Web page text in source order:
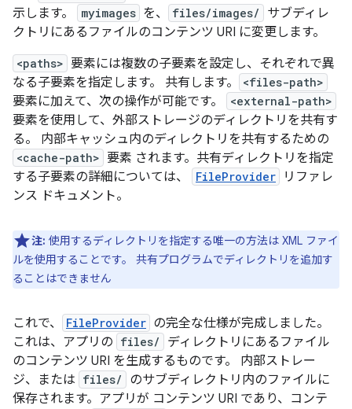
示します。
myimages を、 files/images/
サブディレ
クトリにあるファイルのコンテンツ URI に変更します。
<paths> 要素には複数の子要素を設定し、それぞれで異
なる子要素を指定します。 共有します。
<files-path>
要素に加えて、次の操作が可能です。 <external-path>
要素を使用して、外部ストレージのディレクトリを共有す
る。 内部キャッシュ内のディレクトリを共有するための
<cache-path> 要素 されます。共有ディレクトリを指定
する子要素の詳細については、
FileProvider
リファレ
ンス ドキュメント。
注: 使用するディレクトリを指定する唯一の方法は XML ファイ
ルを使用することです。 共有プログラムでディレクトリを追加す
ることはできません
これで、 FileProvider の完全な仕様が完成しました。
これは、アプリの files/
ディレクトリにあるファイル
のコンテンツ URI を生成するものです。 内部ストレー
ジ、または files/
のサブディレクトリ内のファイルに
保存されます。アプリが コンテンツ URI であり、コンテ